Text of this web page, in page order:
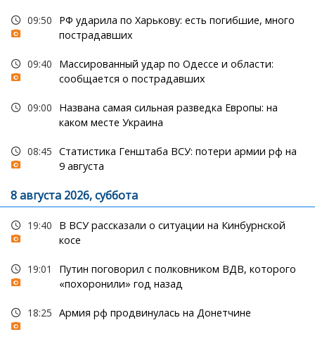
09:50
РФ ударила по Харькову: есть погибшие, много
пострадавших
09:40
Массированный удар по Одессе и области:
сообщается о пострадавших
09:00
Названа самая сильная разведка Европы: на
каком месте Украина
08:45 Статистика Генштаба ВСУ: потери армии рф на
9 августа
8 августа 2026, суббота
19:40
В ВСУ рассказали о ситуации на Кинбурнской
косе
19:01
Путин поговорил с полковником ВДВ, которого
«похоронили» год назад
18:25 Армия рф продвинулась на Донетчине